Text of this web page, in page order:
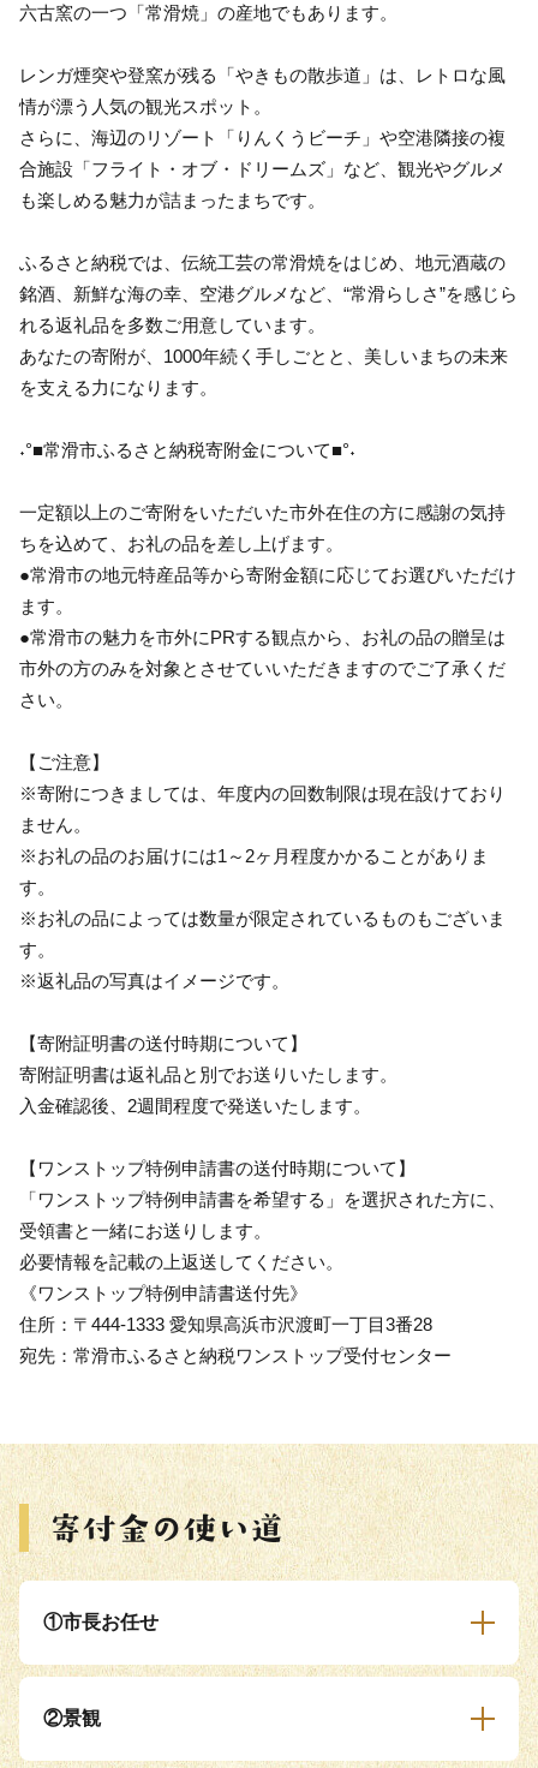
六古窯の一つ「常滑焼」の産地でもあります。
レンガ煙突や登窯が残る「やきもの散歩道」は、レトロな風
情が漂う人気の観光スポット。
さらに、海辺のリゾート「りんくうビーチ」や空港隣接の複
合施設「フライト・オブ・ドリームズ」など、観光やグルメ
も楽しめる魅力が詰まったまちです。
ふるさと納税では、伝統工芸の常滑焼をはじめ、地元酒蔵の
銘酒、新鮮な海の幸、空港グルメなど、“常滑らしさ”を感じら
れる返礼品を多数ご用意しています。
あなたの寄附が、1000年続く手しごとと、美しいまちの未来
を支える力になります。
˖°■常滑市ふるさと納税寄附金について■°˖
一定額以上のご寄附をいただいた市外在住の方に感謝の気持
ちを込めて、お礼の品を差し上げます。
●常滑市の地元特産品等から寄附金額に応じてお選びいただけ
ます。
●常滑市の魅力を市外にPRする観点から、お礼の品の贈呈は
市外の方のみを対象とさせていいただきますのでご了承くだ
さい。
【ご注意】
※寄附につきましては、年度内の回数制限は現在設けており
ません。
※お礼の品のお届けには1～2ヶ月程度かかることがありま
す。
※お礼の品によっては数量が限定されているものもございま
す。
※返礼品の写真はイメージです。
【寄附証明書の送付時期について】
寄附証明書は返礼品と別でお送りいたします。
入金確認後、2週間程度で発送いたします。
【ワンストップ特例申請書の送付時期について】
「ワンストップ特例申請書を希望する」を選択された方に、
受領書と一緒にお送りします。
必要情報を記載の上返送してください。
《ワンストップ特例申請書送付先》
住所：〒444-1333 愛知県高浜市沢渡町一丁目3番28
宛先：常滑市ふるさと納税ワンストップ受付センター
①市長お任せ
②景観